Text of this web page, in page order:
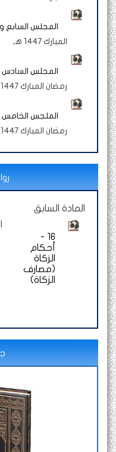
المجلس السابع
المبارك 1447 هـ
المجلس السادس
رمضان المبارك 1447 هـ
الملجس الخامس
رمضان المبارك 1447 هـ
المادة السابق
16 -
أحكام
الزكاة
(مصارف
الزكاة)